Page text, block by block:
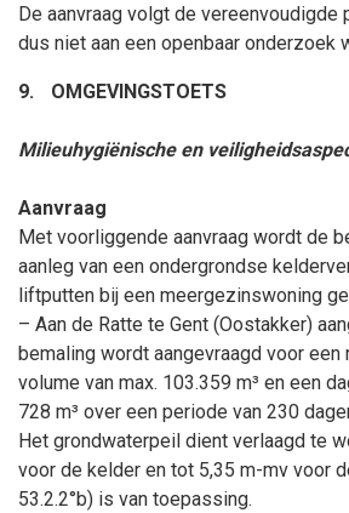
De aanvraag volgt de vereenvoudigde
dus niet aan een openbaar onderzoek
9. OMGEVINGSTOETS
Milieuhygiënische en
Aanvraag
Met voorliggende aanvraag wordt de
aanleg van een ondergrondse
liftputten bij een meergezinswoning
– Aan de Ratte te Gent (Oostakker)
bemaling wordt aangevraagd voor
volume van max. 103.359 m³ en een
728 m³ over een periode van 230
Het grondwaterpeil dient verlaagd te
voor de kelder en tot 5,35 m-mv voor
53.2.2°b) is van toepassing.